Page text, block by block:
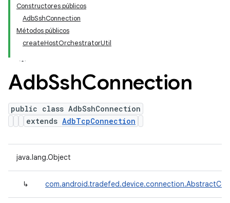
Constructores públicos
AdbSshConnection
Métodos públicos
createHostOrchestratorUtil
AdbSshConnection
public class AdbSshConnection
extends AdbTcpConnection
java.lang.Object
↳